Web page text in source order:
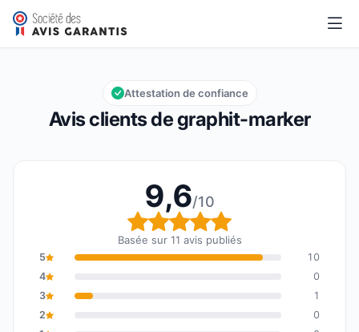
graphit-marker
Note globale : 9,6 sur 10
9,6/10
Avis clients de graphit-marker
Attestation de confiance
9,6/10
Note globale : 9,6 sur
Basée sur 11 avis publiés
5
10
4
0
3
1
2
0